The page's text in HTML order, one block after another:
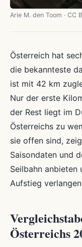
Arie M. den Toom · CC
Österreich hat
die bekannteste
ist mit 42 km
Nur der erste
der Rest liegt im
Österreichs zu
sie offen sind,
Saisondaten und
Seilbahn anbieten
Aufstieg
Österreichs